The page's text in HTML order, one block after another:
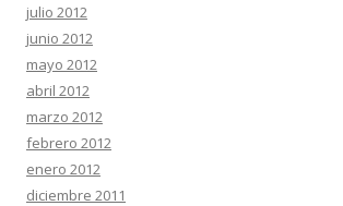
julio 2012
junio 2012
mayo 2012
abril 2012
marzo 2012
febrero 2012
enero 2012
diciembre 2011